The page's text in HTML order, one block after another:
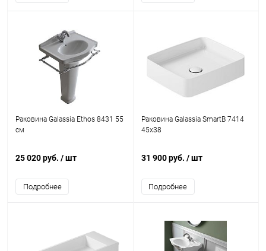
Раковина Galassia Ethos 8431 55
см
25 020 руб. / шт
Подробнее
Раковина Galassia SmartB 7414
45x38
31 900 руб. / шт
Подробнее